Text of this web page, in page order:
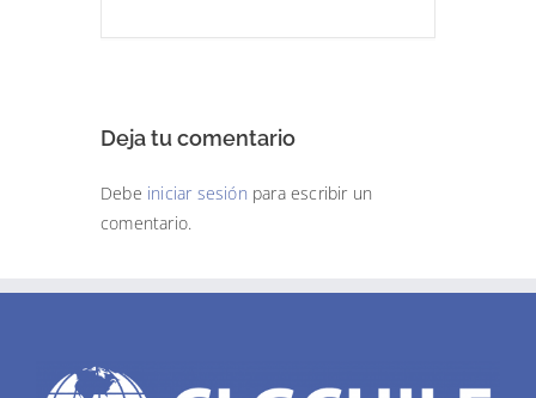
Deja tu comentario
Debe iniciar sesión para escribir un
comentario.